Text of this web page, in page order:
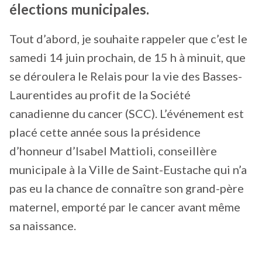
élections municipales.
Tout d’abord, je souhaite rappeler que c’est le
samedi 14 juin prochain, de 15 h à minuit, que
se déroulera le Relais pour la vie des Basses-
Laurentides au profit de la Société
canadienne du cancer (SCC). L’événement est
placé cette année sous la présidence
d’honneur d’Isabel Mattioli, conseillère
municipale à la Ville de Saint-Eustache qui n’a
pas eu la chance de connaître son grand-père
maternel, emporté par le cancer avant même
sa naissance.